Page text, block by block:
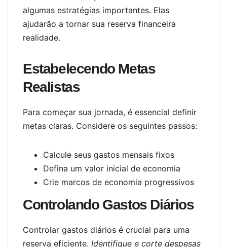
algumas estratégias importantes. Elas
ajudarão a tornar sua reserva financeira
realidade.
Estabelecendo Metas
Realistas
Para começar sua jornada, é essencial definir
metas claras. Considere os seguintes passos:
Calcule seus gastos mensais fixos
Defina um valor inicial de economia
Crie marcos de economia progressivos
Controlando Gastos Diários
Controlar gastos diários é crucial para uma
reserva eficiente. Identifique e corte despesas